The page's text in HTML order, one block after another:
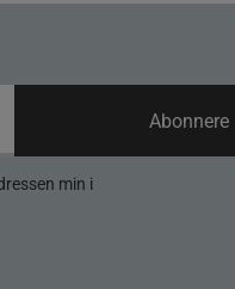
min i
Abonnere